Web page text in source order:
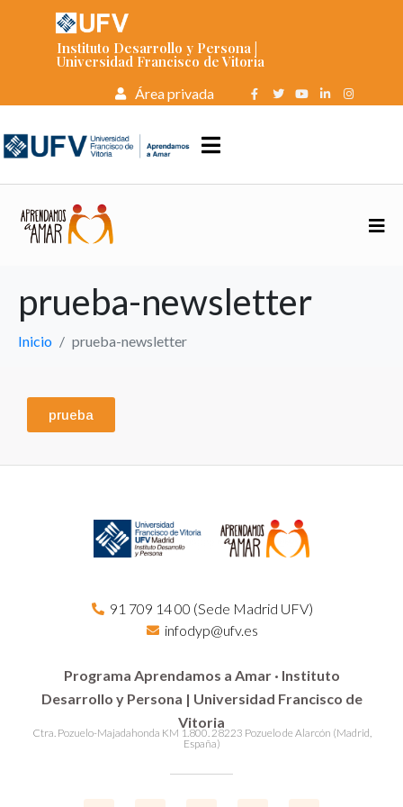
Instituto Desarrollo y Persona |
Universidad Francisco de Vitoria
Área privada
prueba-newsletter
Inicio prueba-newsletter
prueba
91 709 14 00 (Sede Madrid UFV)
infodyp@ufv.es
Programa Aprendamos a Amar · Instituto
Desarrollo y Persona | Universidad Francisco de
Vitoria
Ctra. Pozuelo-Majadahonda KM 1.800. 28223 Pozuelo de Alarcón (Madrid,
España)